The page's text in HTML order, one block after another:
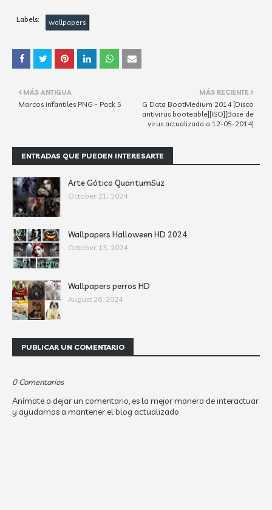
Labels: wallpapers
MÁS RECIENTE
G Data BootMedium 2014 [Disco
antivirus booteable][ISO][Base de
virus actualizada a 12-05-2014]
MÁS ANTIGUA
Marcos infantiles PNG - Pack 5
ENTRADAS QUE PUEDEN INTERESARTE
Arte Gótico QuantumSuz
October 21, 2024
Wallpapers Halloween HD 2024
October 13, 2024
Wallpapers perros HD
August 26, 2024
PUBLICAR UN COMENTARIO
0 Comentarios
Anímate a dejar un comentario, es la mejor manera de interactuar
y ayudarnos a mantener el blog actualizado.